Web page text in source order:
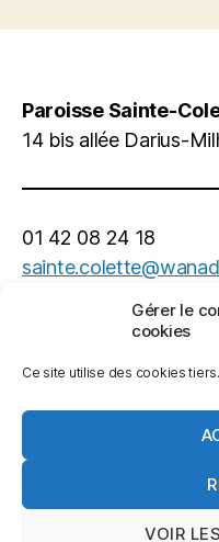
Gérer le
cookies
Ce site utilise des cookies tiers.
VOIR
Paroisse Sainte-
14 bis allée Darius-
01 42 08 24 18
don au
L'Église catholique à
© 2026Sainte-